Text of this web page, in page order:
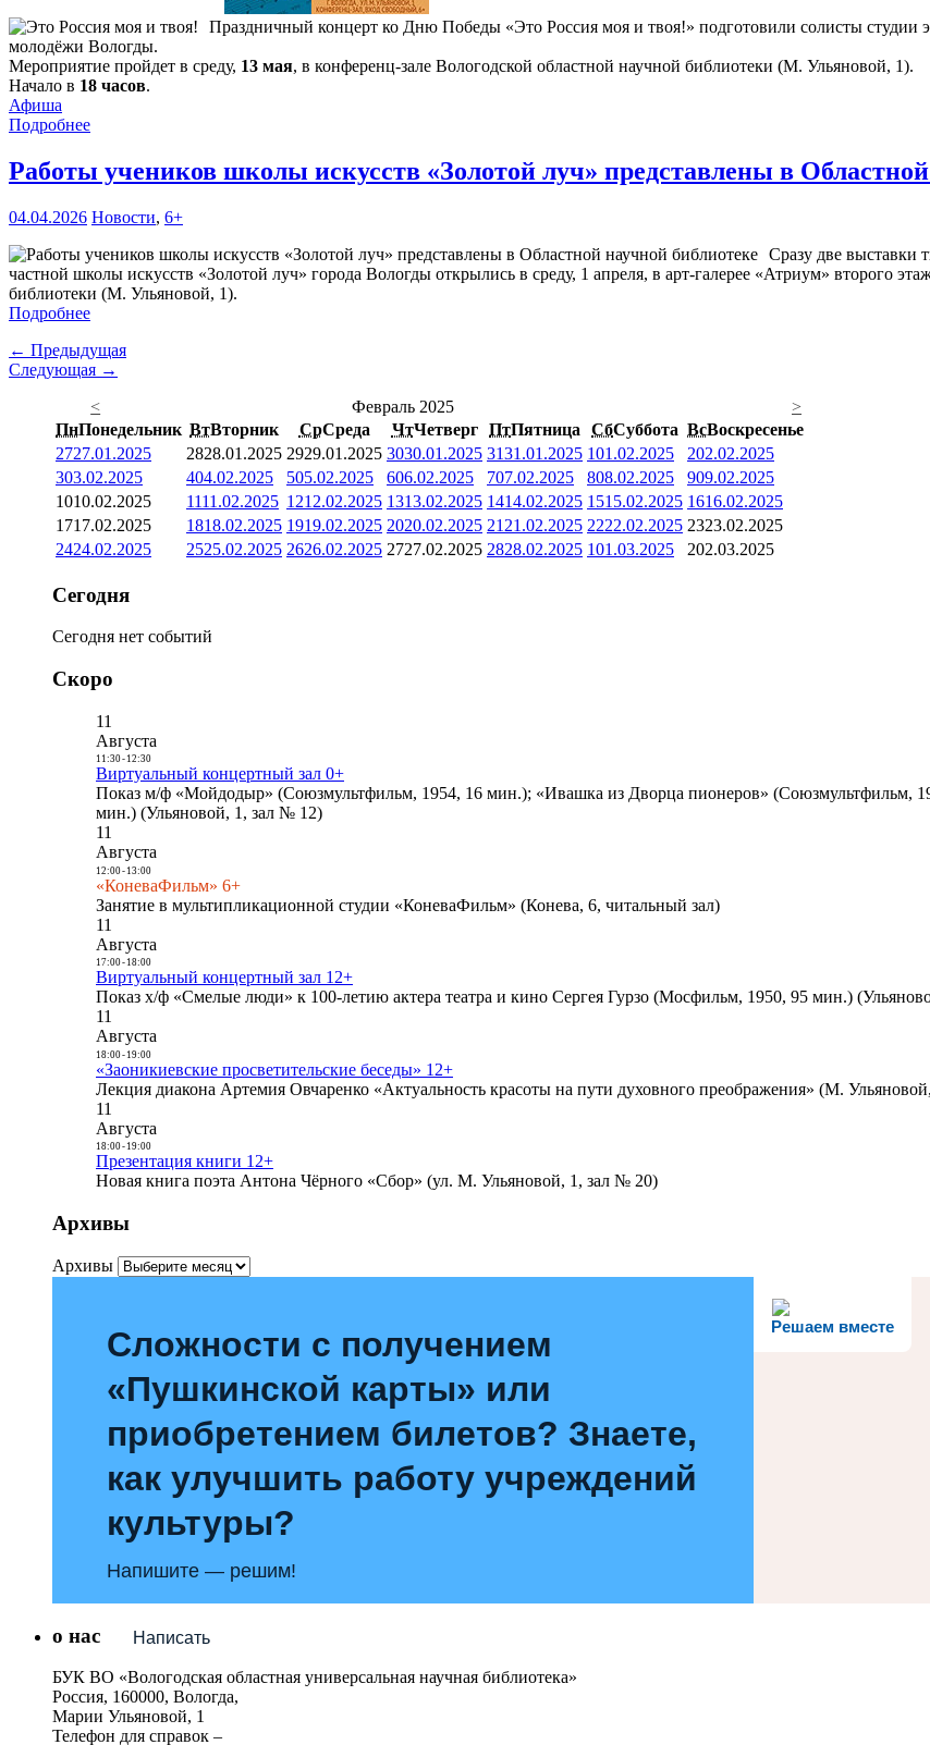
Праздничный концерт ко Дню Победы «Это Россия моя и твоя!» подготовили солисты студии
молодёжи Вологды.
Мероприятие пройдет в среду, 13 мая, в конференц-зале Вологодской областной научной библиотеки (М. Ульяновой, 1).
Начало в 18 часов.
Афиша
Подробнее
Работы учеников школы искусств «Золотой луч» представлены в
04.04.2026 Новости, 6+
Сразу две выставки
частной школы искусств «Золотой луч» города Вологды открылись в среду, 1 апреля, в арт-галерее «Атриум» второго
библиотеки (М. Ульяновой, 1).
Подробнее
← Предыдущая
Следующая →
<
Февраль 2025
>
ПнПонедельник ВтВторник СрСреда ЧтЧетверг ПтПятница СбСуббота ВсВоскресенье
2727.01.2025 2828.01.2025 2929.01.2025 3030.01.2025 3131.01.2025 101.02.2025 202.02.2025
303.02.2025 404.02.2025 505.02.2025 606.02.2025 707.02.2025 808.02.2025 909.02.2025
1010.02.2025 1111.02.2025 1212.02.2025 1313.02.2025 1414.02.2025 1515.02.2025 1616.02.2025
1717.02.2025 1818.02.2025 1919.02.2025 2020.02.2025 21 21.02.2025 2222.02.2025 2323.02.2025
2424.02.2025 2525.02.2025 2626.02.2025 2727.02.2025 2828.02.2025 101.03.2025 202.03.2025
Сегодня
Сегодня нет событий
Скоро
11
Августа
11:30- 12:30
Виртуальный концертный зал 0+
Показ м/ф «Мойдодыр» (Союзмультфильм, 1954, 16 мин.); «Ивашка из Дворца пионеров» (Союзмультфильм,
мин.) (Ульяновой, 1, зал № 12)
11
Августа
12:00- 13:00
«КоневаФильм» 6+
Занятие в мультипликационной студии «КоневаФильм» (Конева, 6, читальный зал)
11
Августа
17:00- 18:00
Виртуальный концертный зал 12+
Показ х/ф «Смелые люди» к 100-летию актера театра и кино Сергея Гурзо (Мосфильм, 1950, 95 мин.)
11
Августа
18:00- 19:00
«Заоникиевские просветительские беседы» 12+
Лекция диакона Артемия Овчаренко «Актуальность красоты на пути духовного преображения» (М.
11
Августа
18:00- 19:00
Презентация книги 12+
Новая книга поэта Антона Чёрного «Сбор» (ул. М. Ульяновой, 1, зал № 20)
Архивы
Архивы
Решаем вместе
Сложности с получением
«Пушкинской карты» или
приобретением билетов? Знаете,
как улучшить работу учреждений
культуры?
Напишите — решим!
Написать
о нас
БУК ВО «Вологодская областная универсальная научная библиотека»
Россия, 160000, Вологда,
Марии Ульяновой, 1
Телефон для справок –